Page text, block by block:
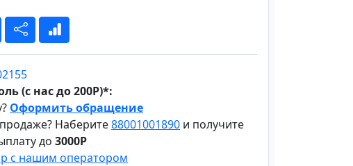
(с нас до 200Р)*:
Оформить обращение
Наберите88001001890 и получите
до 3000Р
с нашим оператором